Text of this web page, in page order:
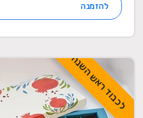
להזמנה
לכבוד ראש השנה